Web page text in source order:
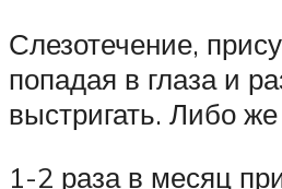
Слезотечение,
попадая в глаза и
выстригать. Либо
1-2 раза в месяц